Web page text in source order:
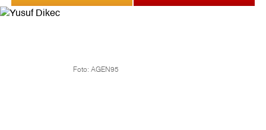
Foto: AGEN95